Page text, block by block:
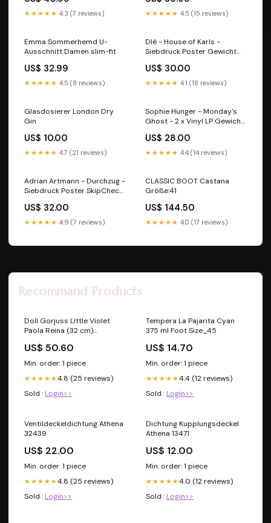
★★★★★ 4.3 (7 reviews) ★★★★★ 4.5 (15 reviews)
Emma Sommerhemd U-
Ausschnitt Damen slim-fit
US$ 32.99
★★★★★ 4.5 (8 reviews)
Dlé - House of Karls -
Siebdruck Poster Gewicht
US$ 30.00
★★★★★ 4.1 (18 reviews)
Glasdosierer London Dry
Gin
US$ 10.00
★★★★★ 4.7 (21 reviews)
Sophie Hunger - Monday's
Ghost - 2 x Vinyl LP Gewicht
US$ 28.00
★★★★★ 4.4 (14 reviews)
Adrian Artmann - Durchzug -
Siebdruck Poster SkipCheck
US$ 32.00
★★★★★ 4.9 (7 reviews)
CLASSIC BOOT Castana
Größe:41
US$ 144.50
★★★★★ 4.0 (17 reviews)
Recommand Products
Doll Gorjuss Little Violet
Paola Reina (32 cm)
US$ 50.60
Min. order: 1 piece
★★★★★4.8 (25 reviews)
Sold : Login>>
Tempera La Pajarita Cyan
375 ml Foot Size_45
US$ 14.70
Min. order: 1 piece
★★★★★4.4 (12 reviews)
Sold : Login>>
Ventildeckeldichtung Athena
32439
US$ 22.00
Min. order: 1 piece
★★★★★4.8 (25 reviews)
Sold : Login>>
Dichtung Kupplungsdeckel
Athena 13471
US$ 12.00
Min. order: 1 piece
★★★★★4.0 (12 reviews)
Sold : Login>>